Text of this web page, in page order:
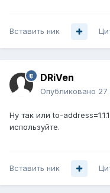
Вставить ник
DRiVen
Опубликовано 27
Ну так или to-
используйте.
Вставить ник